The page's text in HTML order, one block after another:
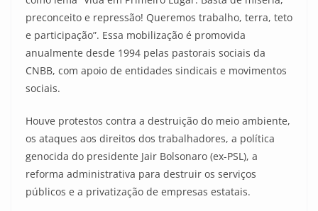
preconceito e repressão! Queremos trabalho, terra, teto
e participação”. Essa mobilização é promovida
anualmente desde 1994 pelas pastorais sociais da
CNBB, com apoio de entidades sindicais e movimentos
sociais.
Houve protestos contra a destruição do meio ambiente,
os ataques aos direitos dos trabalhadores, a política
genocida do presidente Jair Bolsonaro (ex-PSL), a
reforma administrativa para destruir os serviços
públicos e a privatização de empresas estatais.